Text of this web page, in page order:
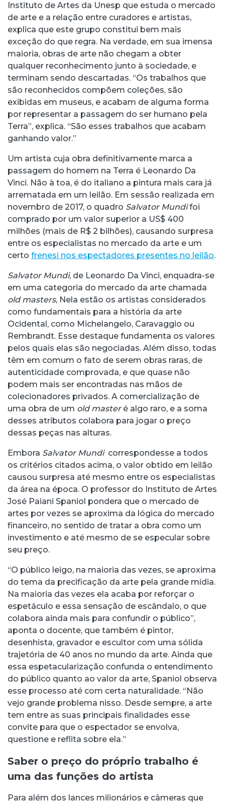
Instituto de Artes da Unesp que estuda o mercado
de arte e a relação entre curadores e artistas,
explica que este grupo constitui bem mais
exceção do que regra. Na verdade, em sua imensa
maioria, obras de arte não chegam a obter
qualquer reconhecimento junto à sociedade, e
terminam sendo descartadas. “Os trabalhos que
são reconhecidos compõem coleções, são
exibidas em museus, e acabam de alguma forma
por representar a passagem do ser humano pela
Terra”, explica. “São esses trabalhos que acabam
ganhando valor.”
Um artista cuja obra definitivamente marca a
passagem do homem na Terra é Leonardo Da
Vinci. Não à toa, é do italiano a pintura mais cara já
arrematada em um leilão. Em sessão realizada em
novembro de 2017, o quadro Salvator Mundifoi
comprado por um valor superior a US$ 400
milhões (mais de R$ 2 bilhões), causando surpresa
entre os especialistas no mercado da arte e um
certo frenesi nos espectadores presentes no leilão.
Salvator Mundi, de Leonardo Da Vinci, enquadra-se
em uma categoria do mercado da arte chamada
old masters, Nela estão os artistas considerados
como fundamentais para a história da arte
Ocidental, como Michelangelo, Caravaggio ou
Rembrandt. Esse destaque fundamenta os valores
pelos quais elas são negociadas. Além disso, todas
têm em comum o fato de serem obras raras, de
autenticidade comprovada, e que quase não
podem mais ser encontradas nas mãos de
colecionadores privados. A comercialização de
uma obra de um old masteré algo raro, e a soma
desses atributos colabora para jogar o preço
dessas peças nas alturas.
Embora Salvator Mundi correspondesse a todos
os critérios citados acima, o valor obtido em leilão
causou surpresa até mesmo entre os especialistas
da área na época. O professor do Instituto de Artes
José Paiani Spaniol pondera que o mercado de
artes por vezes se aproxima da lógica do mercado
financeiro, no sentido de tratar a obra como um
investimento e até mesmo de se especular sobre
seu preço.
“O público leigo, na maioria das vezes, se aproxima
do tema da precificação da arte pela grande mídia.
Na maioria das vezes ela acaba por reforçar o
espetáculo e essa sensação de escândalo, o que
colabora ainda mais para confundir o público”,
aponta o docente, que também é pintor,
desenhista, gravador e escultor com uma sólida
trajetória de 40 anos no mundo da arte. Ainda que
essa espetacularização confunda o entendimento
do público quanto ao valor da arte, Spaniol observa
esse processo até com certa naturalidade. “Não
vejo grande problema nisso. Desde sempre, a arte
tem entre as suas principais finalidades esse
convite para que o espectador se envolva,
questione e reflita sobre ela.”
Saber o preço do próprio trabalho é
uma das funções do artista
Para além dos lances milionários e câmeras que